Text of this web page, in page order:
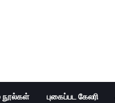
நூல்கள் புகைப்பட கேலரி